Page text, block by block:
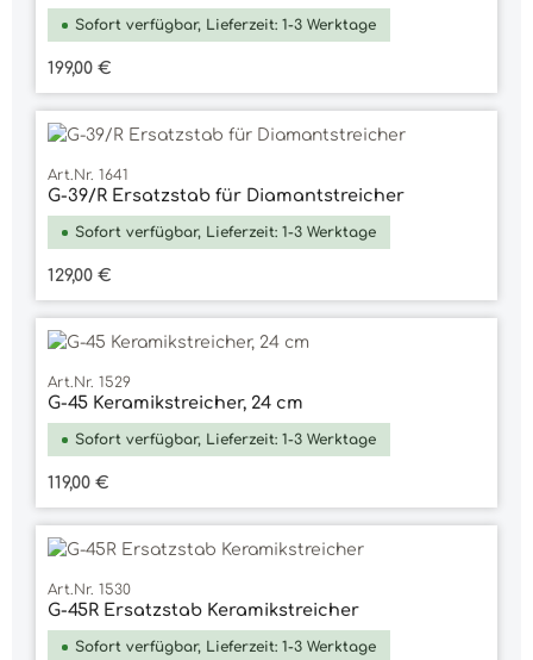
Sofort verfügbar, Lieferzeit: 1-3 Werktage
Regulärer Preis:
199,00 €
Art.Nr. 1641
G-39/R Ersatzstab für Diamantstreicher
Sofort verfügbar, Lieferzeit: 1-3 Werktage
Regulärer Preis:
129,00 €
Art.Nr. 1529
G-45 Keramikstreicher, 24 cm
Sofort verfügbar, Lieferzeit: 1-3 Werktage
Regulärer Preis:
119,00 €
Art.Nr. 1530
G-45R Ersatzstab Keramikstreicher
Sofort verfügbar, Lieferzeit: 1-3 Werktage